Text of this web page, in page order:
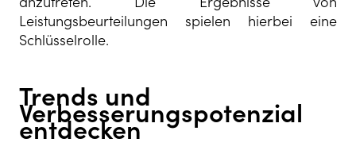
Leistungsbeurteilungen spielen hierbei eine
Schlüsselrolle.
Trends und
Verbesserungspotenzial
entdecken